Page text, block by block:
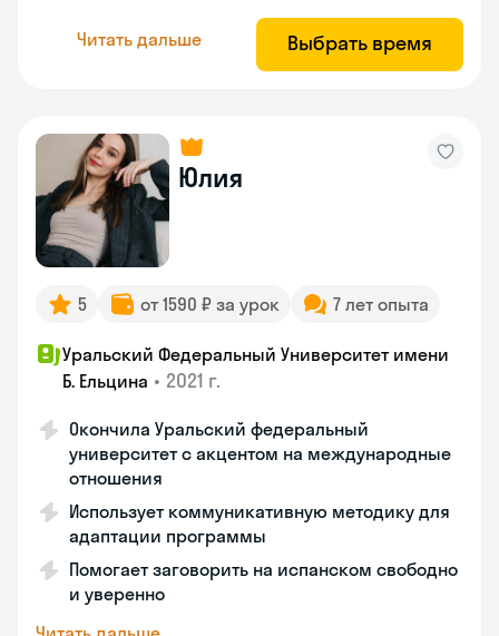
Читать дальше Выбрать время
Юлия
5 от 1590 ₽ за урок 7 лет опыта
Уральский Федеральный Университет имени
Б. Ельцина • 2021 г.
Окончила Уральский федеральный
университет с акцентом на международные
отношения
Использует коммуникативную методику для
адаптации программы
Помогает заговорить на испанском свободно
и уверенно